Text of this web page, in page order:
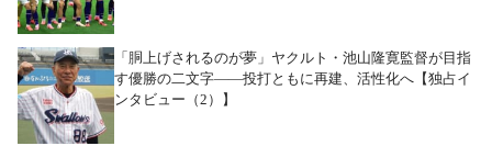
「胴上げされるのが夢」ヤクルト・池山隆寛監督が目指
す優勝の二文字――投打ともに再建、活性化へ【独占イ
ンタビュー（2）】